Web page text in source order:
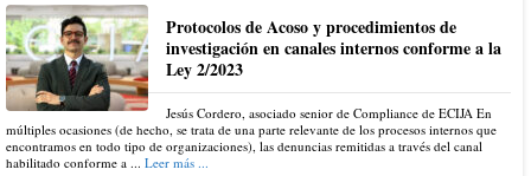
Protocolos de Acoso y procedimientos de
investigación en canales internos conforme a la
Ley 2/2023
Jesús Cordero, asociado senior de Compliance de ECIJA En
múltiples ocasiones (de hecho, se trata de una parte relevante de los procesos internos que
encontramos en todo tipo de organizaciones), las denuncias remitidas a través del canal
habilitado conforme a ... Leer más ...